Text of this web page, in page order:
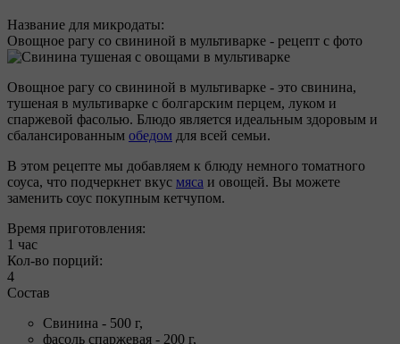
Название для микродаты:
Овощное рагу со свининой в мультиварке - рецепт с фото
Овощное рагу со свининой в мультиварке - это свинина,
тушеная в мультиварке с болгарским перцем, луком и
спаржевой фасолью. Блюдо является идеальным здоровым и
сбалансированным обедом для всей семьи.
В этом рецепте мы добавляем к блюду немного томатного
соуса, что подчеркнет вкус мяса и овощей. Вы можете
заменить соус покупным кетчупом.
Время приготовления:
1 час
Кол-во порций:
4
Состав
Свинина - 500 г,
фасоль спаржевая - 200 г,